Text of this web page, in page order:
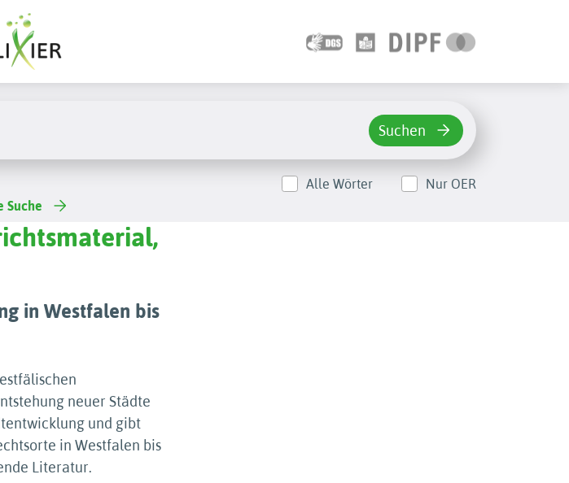
Suchen
Alle Wörter
Nur OER
Suche
in Westfalen bis
neuer Städte
und gibt
in Westfalen bis
Literatur.